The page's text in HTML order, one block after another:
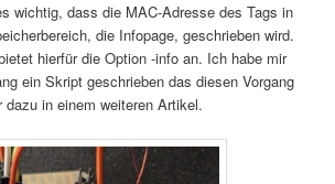
wichtig, dass die MAC-Adresse des Tags in
die Infopage, geschrieben wird.
hierfür die Option -info an. Ich habe mir
ein Skript geschrieben das diesen Vorgang
in einem weiteren Artikel.